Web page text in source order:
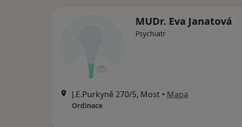
MUDr. Eva Janatová
Psychiatr
J.E.Purkyně 270/5, Most • Mapa
Ordinace